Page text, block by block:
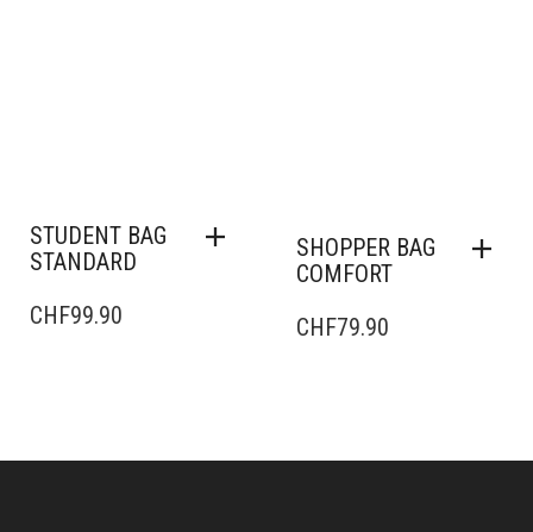
STUDENT BAG
STANDARD
CHF99.90
SHOPPER BAG
COMFORT
CHF79.90